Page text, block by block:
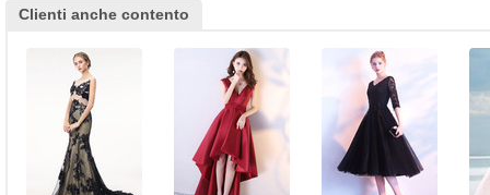
Clienti anche contento